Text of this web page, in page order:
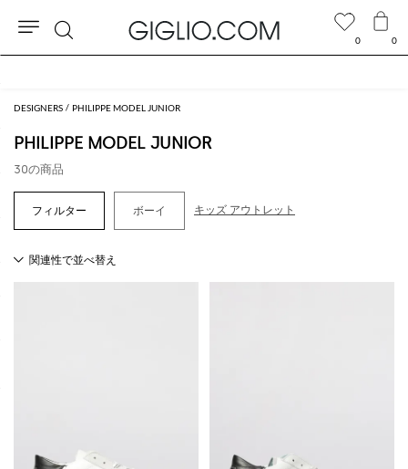
DESIGNERS PHILIPPE MODEL JUNIOR
PHILIPPE MODEL JUNIOR
30の商品
ボーイ キッズ アウトレット
0 0
検